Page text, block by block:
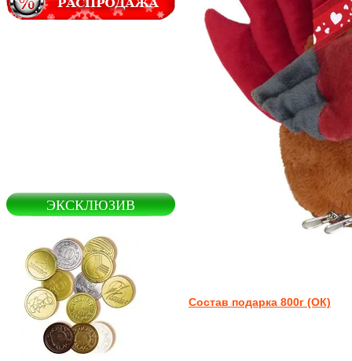
ЭКСКЛЮЗИВ
Состав подарка 800г (ОК)